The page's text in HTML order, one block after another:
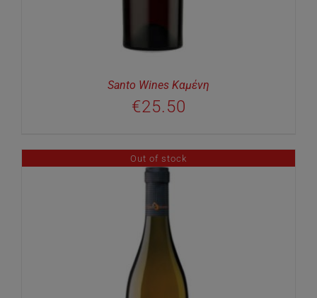
Santo Wines Καμένη
€25.50
Out of stock